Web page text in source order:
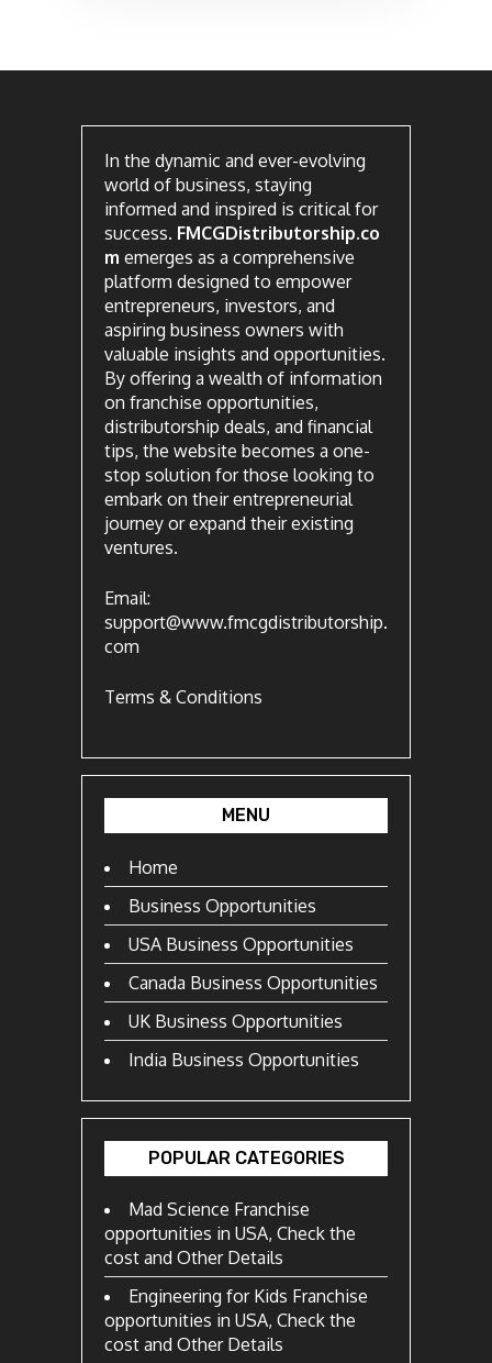
In the dynamic and ever-evolving
world of business, staying
informed and inspired is critical for
success. FMCGDistributorship.co
m emerges as a comprehensive
platform designed to empower
entrepreneurs, investors, and
aspiring business owners with
valuable insights and opportunities.
By offering a wealth of information
on franchise opportunities,
distributorship deals, and financial
tips, the website becomes a one-
stop solution for those looking to
embark on their entrepreneurial
journey or expand their existing
ventures.
Email:
support@www.fmcgdistributorship.
com
Terms & Conditions
MENU
Home
Business Opportunities
USA Business Opportunities
Canada Business Opportunities
UK Business Opportunities
India Business Opportunities
POPULAR CATEGORIES
Mad Science Franchise
opportunities in USA, Check the
cost and Other Details
Engineering for Kids Franchise
opportunities in USA, Check the
cost and Other Details